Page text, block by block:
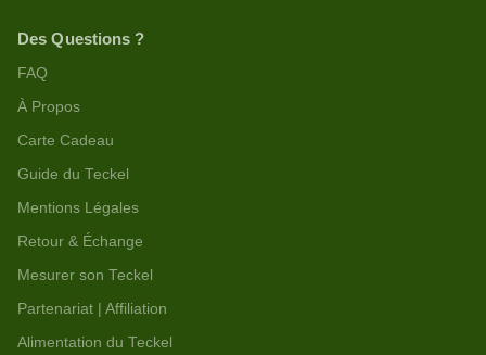
Des Questions ?
FAQ
À Propos
Carte Cadeau
Guide du Teckel
Mentions Légales
Retour & Échange
Mesurer son Teckel
Partenariat | Affiliation
Alimentation du Teckel